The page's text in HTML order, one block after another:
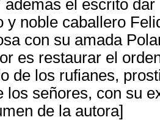
además el escrito
y noble caballero
con su amada
es restaurar el
de los rufianes,
los señores, con su
de la autora]